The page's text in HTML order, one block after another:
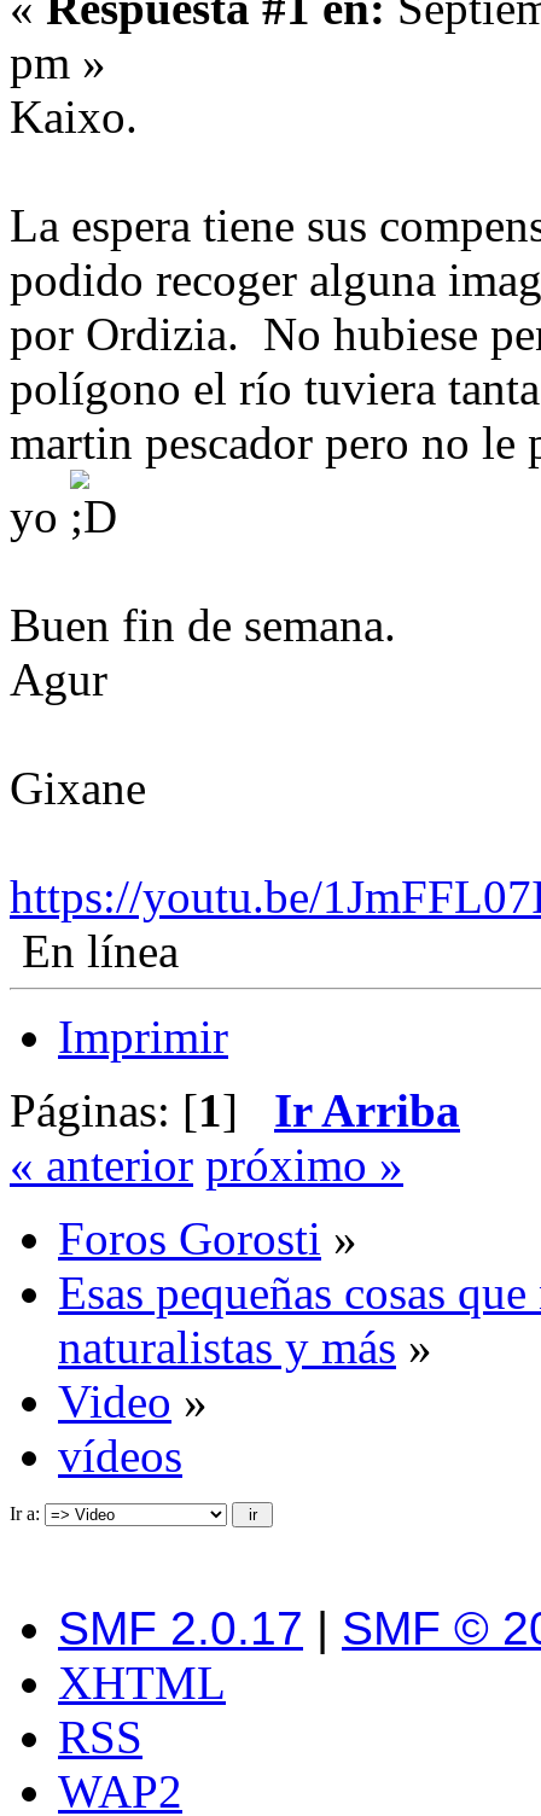
pm »
Kaixo.
La espera tiene sus
podido recoger alguna
por Ordizia. No hubiese
polígono el río tuviera
martin pescador pero no le
yo
Buen fin de semana.
Agur
Gixane
https://youtu.be/
En línea
Imprimir
Páginas: [1] Ir Arriba
« anterior próximo »
Foros Gorosti »
Esas pequeñas cosas
naturalistas y más »
Video »
vídeos
Ir a:
SMF 2.0.17 | SMF ©
XHTML
RSS
WAP2